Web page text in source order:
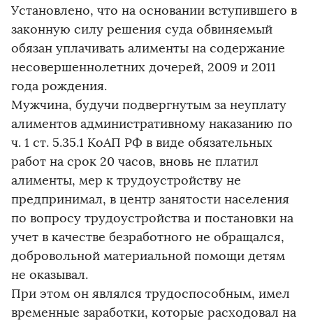
Установлено, что на основании вступившего в
законную силу решения суда обвиняемый
обязан уплачивать алименты на содержание
несовершеннолетних дочерей, 2009 и 2011
года рождения.
Мужчина, будучи подвергнутым за неуплату
алиментов административному наказанию по
ч. 1 ст. 5.35.1 КоАП РФ в виде обязательных
работ на срок 20 часов, вновь не платил
алименты, мер к трудоустройству не
предпринимал, в центр занятости населения
по вопросу трудоустройства и постановки на
учет в качестве безработного не обращался,
добровольной материальной помощи детям
не оказывал.
При этом он являлся трудоспособным, имел
временные заработки, которые расходовал на